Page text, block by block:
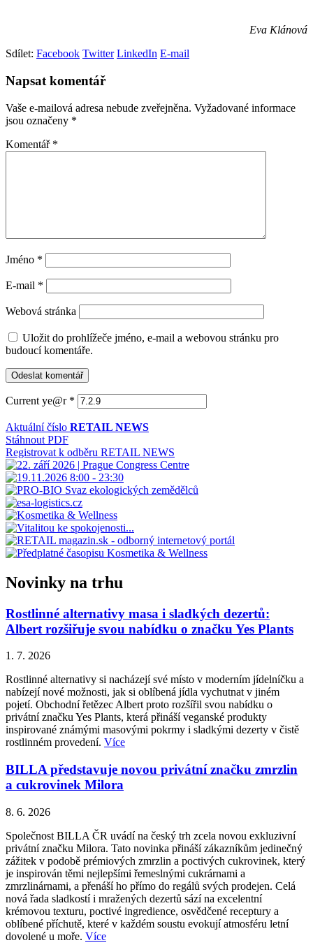
Eva Klánová
Sdílet: Facebook Twitter LinkedIn E-mail
Napsat komentář
Vaše e-mailová adresa nebude zveřejněna. Vyžadované informace
jsou označeny *
Komentář *
Jméno *
E-mail *
Webová stránka
Uložit do prohlížeče jméno, e-mail a webovou stránku pro
budoucí komentáře.
Current ye@r *
Aktuální číslo RETAIL NEWS
Stáhnout PDF
Registrovat k odběru RETAIL NEWS
Novinky na trhu
Rostlinné alternativy masa i sladkých dezertů:
Albert rozšiřuje svou nabídku o značku Yes Plants
1. 7. 2026
Rostlinné alternativy si nacházejí své místo v moderním jídelníčku a
nabízejí nové možnosti, jak si oblíbená jídla vychutnat v jiném
pojetí. Obchodní řetězec Albert proto rozšířil svou nabídku o
privátní značku Yes Plants, která přináší veganské produkty
inspirované známými masovými pokrmy i sladkými dezerty v čistě
rostlinném provedení. Více
BILLA představuje novou privátní značku zmrzlin
a cukrovinek Milora
8. 6. 2026
Společnost BILLA ČR uvádí na český trh zcela novou exkluzivní
privátní značku Milora. Tato novinka přináší zákazníkům jedinečný
zážitek v podobě prémiových zmrzlin a poctivých cukrovinek, který
je inspirován těmi nejlepšími řemeslnými cukrárnami a
zmrzlinárnami, a přenáší ho přímo do regálů svých prodejen. Celá
nová řada sladkostí i mražených dezertů sází na excelentní
krémovou texturu, poctivé ingredience, osvědčené receptury a
oblíbené příchutě, které v každém soustu evokují atmosféru letní
dovolené u moře. Více